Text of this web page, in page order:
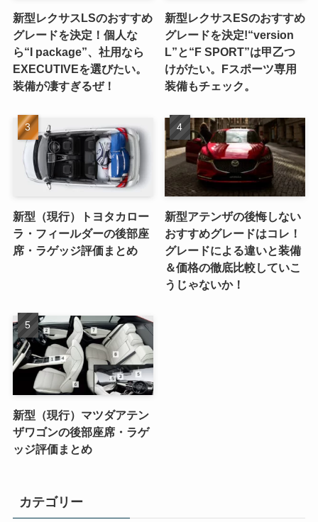
新型レクサスLSのおすすめ
グレードを決定！個人な
ら“I package”、社用なら
EXECUTIVEを選びたい。
装備が凄すぎるぜ！
新型レクサスESのおすすめ
グレードを決定!“version
L”と“F SPORT”は甲乙つ
けがたい。Fスポーツ専用
装備もチェック。
新型（現行）トヨタカロー
ラ・フィールダーの後部座
席・ラゲッジ評価まとめ
新型アテンザの後悔しない
おすすめグレードはコレ！
グレードによる違いと装備
＆価格の徹底比較していこ
うじゃないか！
新型（現行）マツダアテン
ザワゴンの後部座席・ラゲ
ッジ評価まとめ
カテゴリー